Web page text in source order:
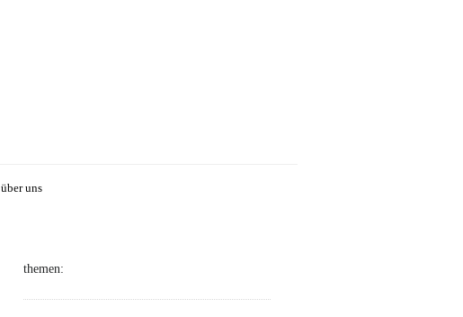
über uns
themen: